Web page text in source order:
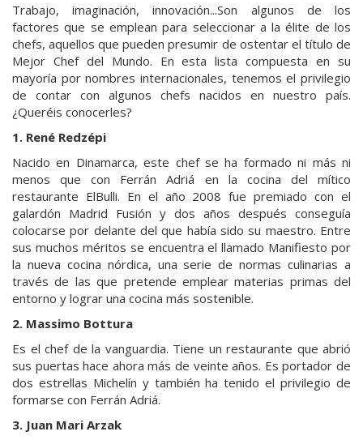
Trabajo, imaginación, innovación...Son algunos de los
factores que se emplean para seleccionar a la élite de los
chefs, aquellos que pueden presumir de ostentar el título de
Mejor Chef del Mundo. En esta lista compuesta en su
mayoría por nombres internacionales, tenemos el privilegio
de contar con algunos chefs nacidos en nuestro país.
¿Queréis conocerles?
1. René Redzépi
Nacido en Dinamarca, este chef se ha formado ni más ni
menos que con Ferrán Adriá en la cocina del mítico
restaurante ElBulli. En el año 2008 fue premiado con el
galardón Madrid Fusión y dos años después conseguía
colocarse por delante del que había sido su maestro. Entre
sus muchos méritos se encuentra el llamado Manifiesto por
la nueva cocina nórdica, una serie de normas culinarias a
través de las que pretende emplear materias primas del
entorno y lograr una cocina más sostenible.
2. Massimo Bottura
Es el chef de la vanguardia. Tiene un restaurante que abrió
sus puertas hace ahora más de veinte años. Es portador de
dos estrellas Michelín y también ha tenido el privilegio de
formarse con Ferrán Adriá.
3. Juan Mari Arzak